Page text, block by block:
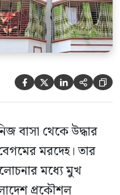
    
বাসা থেকে উদ্ধার
মরদেহ। তার
মধ্যে মুখ
প্রকৌশল